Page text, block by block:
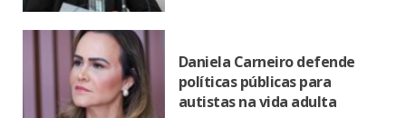
Daniela Carneiro defende
políticas públicas para
autistas na vida adulta